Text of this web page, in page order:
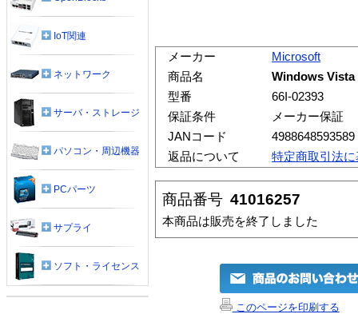
メーカー
Microsoft
商品名
Windows Vista
型番
66I-02393
保証条件
メーカー保証
JANコード
4988648593589
返品について
特定商取引法
商品番号 41016257
本商品は販売を終了しました
このページを印刷する
IoT関連
ネットワーク
サーバ・ストレージ
パソコン・周辺機器
PCパーツ
サプライ
ソフト・ライセンス